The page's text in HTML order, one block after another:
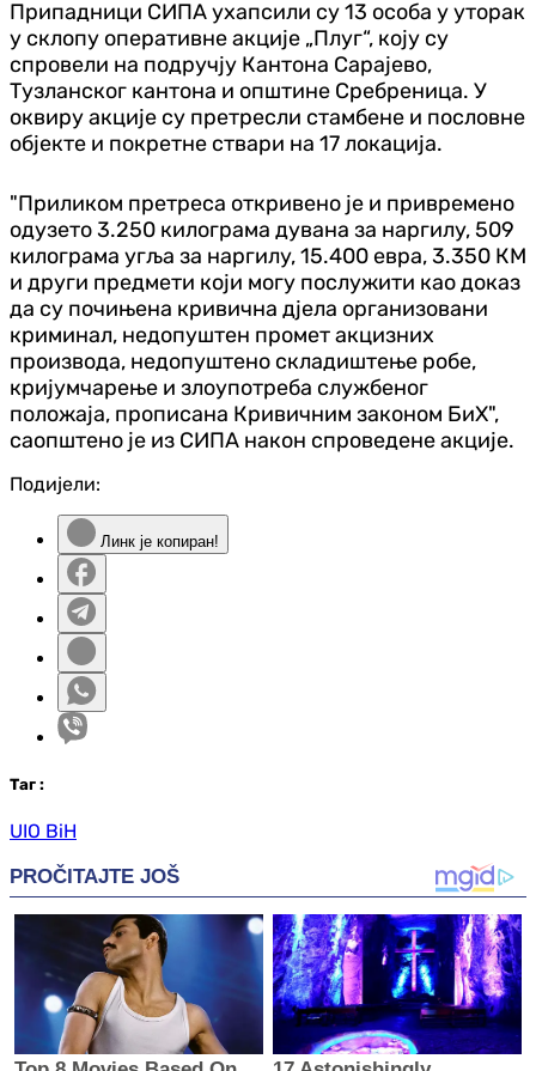
Припадници СИПА ухапсили су 13 особа у уторак
у склопу оперативне акције „Плуг“, коју су
спровели на подручју Кантона Сарајево,
Тузланског кантона и општине Сребреница. У
оквиру акције су претресли стамбене и пословне
објекте и покретне ствари на 17 локација.
"Приликом претреса откривено је и привремено
одузето 3.250 килограма дувана за наргилу, 509
килограма угља за наргилу, 15.400 евра, 3.350 КМ
и други предмети који могу послужити као доказ
да су почињена кривична дјела oрганизовани
криминал, недопуштен промет акцизних
производа, недопуштено складиштење робе,
кријумчарење и злоупотреба службеног
положаја, прописана Кривичним законом БиХ",
саопштено је из СИПА након спроведене акције.
Подијели:
Линк је копиран!
Таг :
UIO BiH